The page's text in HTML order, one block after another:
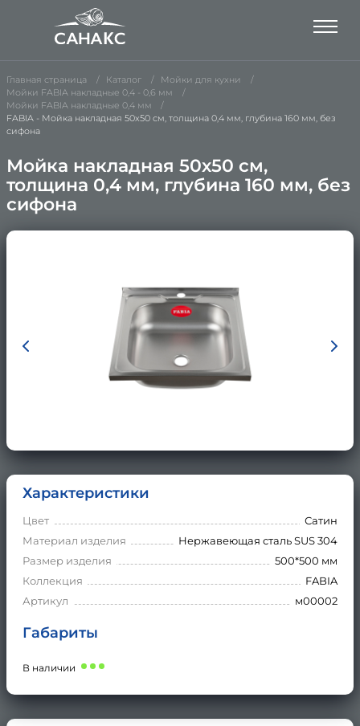
Главная страница Каталог
Мойки для кухни
Мойки FABIA накладные 0,4 - 0,6 мм
Мойки FABIA накладные 0,4 мм
FABIA - Мойка накладная 50х50 см, толщина 0,4 мм, глубина 160 мм, без
сифона
Мойка накладная 50х50 см,
толщина 0,4 мм, глубина 160 мм, без
сифона
Характеристики
Цвет
Сатин
Материал изделия
Нержавеющая сталь SUS 304
Размер изделия
500*500 мм
Коллекция
FABIA
Артикул
м00002
Габариты
В наличии